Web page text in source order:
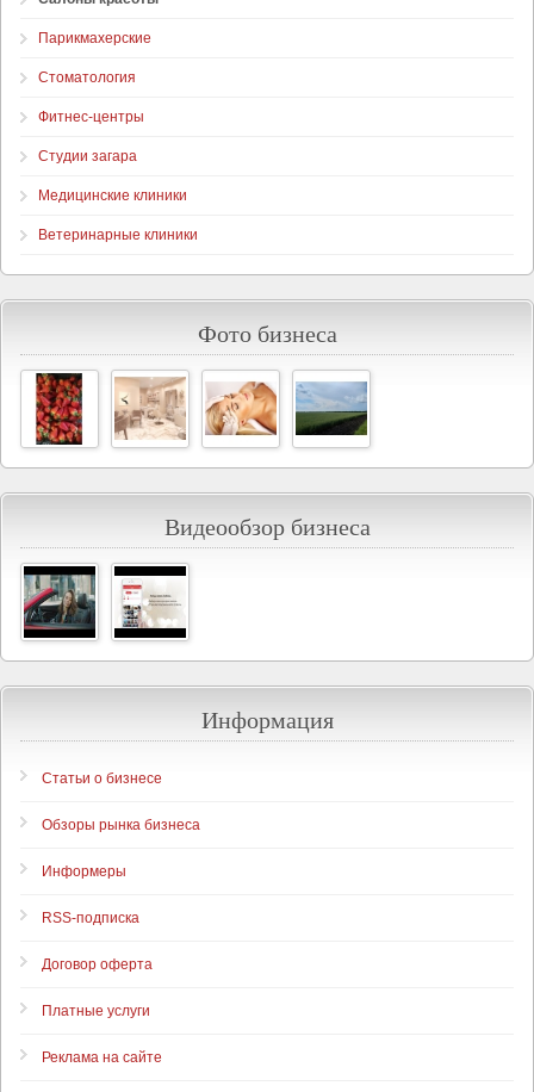
Парикмахерские
Стоматология
Фитнес-центры
Студии загара
Медицинские клиники
Ветеринарные клиники
Фото бизнеса
Видеообзор бизнеса
Информация
Статьи о бизнесе
Обзоры рынка бизнеса
Информеры
RSS-подписка
Договор оферта
Платные услуги
Реклама на сайте